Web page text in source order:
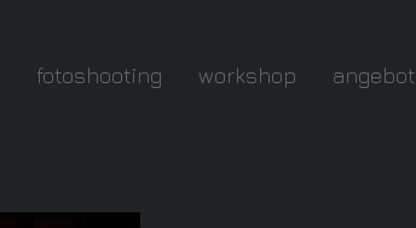
fotoshooting workshop angebot